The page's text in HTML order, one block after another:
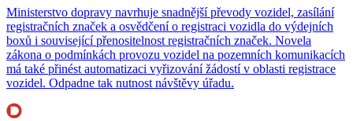
Ministerstvo dopravy navrhuje snadnější převody vozidel, zasílání
registračních značek a osvědčení o registraci vozidla do výdejních
boxů i související přenositelnost registračních značek. Novela
zákona o podmínkách provozu vozidel na pozemních komunikacích
má také přinést automatizaci vyřizování žádostí v oblasti registrace
vozidel. Odpadne tak nutnost návštěvy úřadu.